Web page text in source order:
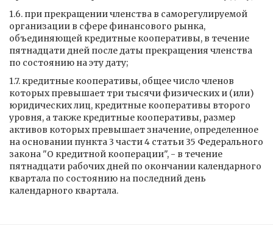
1.6. при прекращении членства в саморегулируемой
организации в сфере финансового рынка,
объединяющей кредитные кооперативы, в течение
пятнадцати дней после даты прекращения членства
по состоянию на эту дату;
1.7. кредитные кооперативы, общее число членов
которых превышает три тысячи физических и (или)
юридических лиц, кредитные кооперативы второго
уровня, а также кредитные кооперативы, размер
активов которых превышает значение, определенное
на основании пункта 3 части 4 статьи 35 Федерального
закона "О кредитной кооперации", - в течение
пятнадцати рабочих дней по окончании календарного
квартала по состоянию на последний день
календарного квартала.